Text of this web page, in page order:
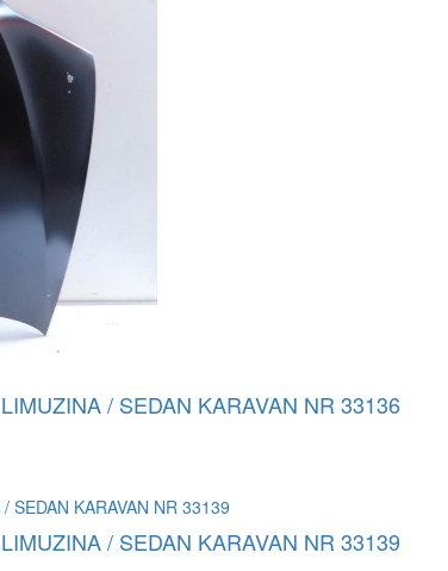
/ SEDAN KARAVAN NR 33136
/ SEDAN KARAVAN NR 33139